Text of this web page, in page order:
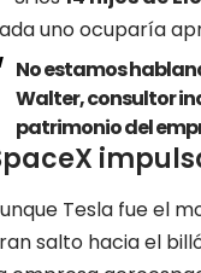
uno ocuparía
No estamos
Walter, consultor
patrimonio del
Tesla fue el
salto hacia el